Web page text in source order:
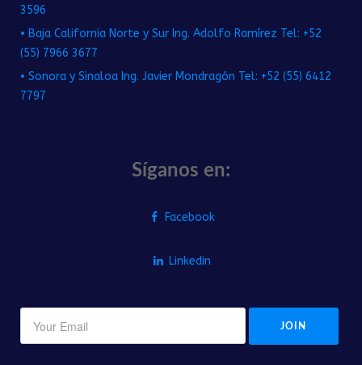
3596
• Baja California Norte y Sur Ing. Adolfo Ramírez Tel: +52
(55) 7966 3677
• Sonora y Sinaloa Ing. Javier Mondragón Tel: +52 (55) 6412
7797
Síganos en:
Facebook
Linkedin